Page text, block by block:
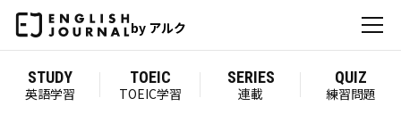
by アルク
STUDY
英語学習
TOEIC
TOEIC学習
SERIES
連載
QUIZ
練習問題